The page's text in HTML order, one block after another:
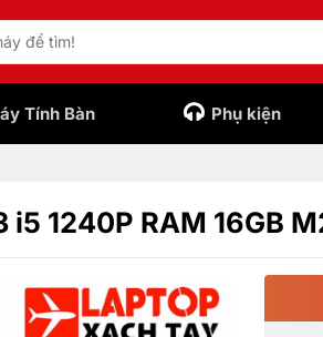
Tính Bàn Phụ kiện
1240P RAM 16GB